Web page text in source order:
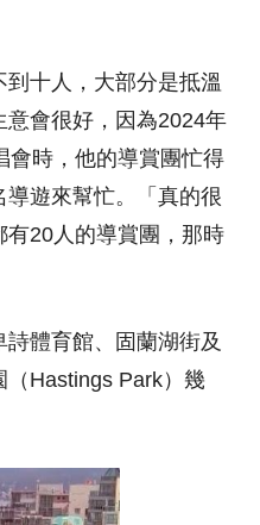
十人，大部分是抵溫
會很好，因為2024年
會時，他的導賞團忙得
遊來幫忙。「真的很
20人的導賞團，那時
體育館、固蘭湖街及
Hastings Park）幾